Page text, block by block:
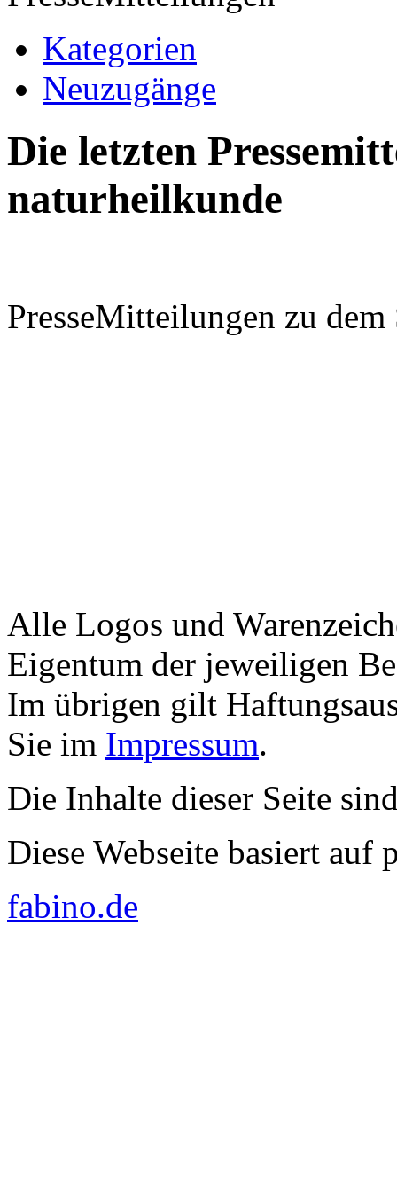
Kategorien
Neuzugänge
Die letzten
naturheilkunde
PresseMitteilungen zu
Alle Logos und
Eigentum der jeweiligen
Im übrigen gilt
Sie im Impressum.
Die Inhalte dieser Seite
Diese Webseite basiert auf
fabino.de